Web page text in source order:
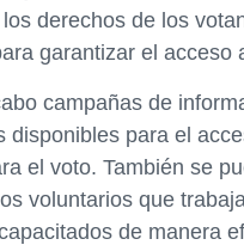
derechos de los
garantizar el acceso
campañas de
disponibles para el
el voto. También se
voluntarios que
de manera